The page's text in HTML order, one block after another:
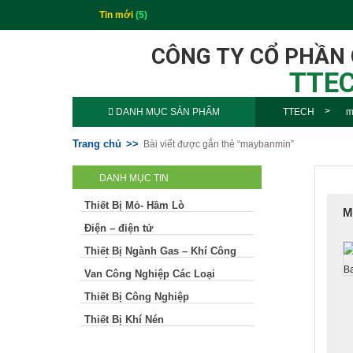
Tin mới (5)
CÔNG TY CỔ
DANH MỤC SẢN PHẨM TTECH
Trang chủ Bài viết được gắn thẻ “maybanmin”
DANH MỤC TIN
Thiết Bị Mỏ- Hầm Lò
Điện – điện tử
Thiết Bị Ngành Gas – Khí Công
Van Công Nghiệp Các Loại
Thiết Bị Công Nghiệp
Thiết Bị Khí Nén